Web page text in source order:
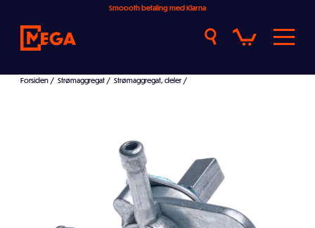
Smoooth betaling med Klarna
Forsiden / Strømaggregat / Strømaggregat, deler /